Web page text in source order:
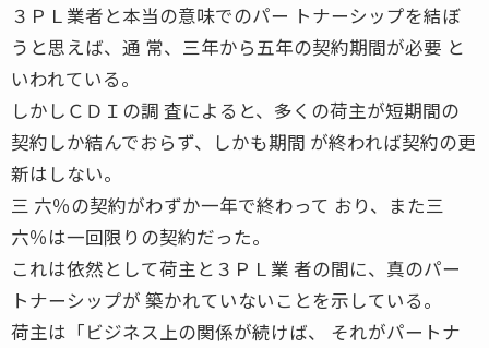
３ＰＬ業者と本当の意味でのパー トナーシップを結ぼ
うと思えば、通 常、三年から五年の契約期間が必要 と
いわれている。
しかしＣＤＩの調 査によると、多くの荷主が短期間の
契約しか結んでおらず、しかも期間 が終われば契約の更
新はしない。
三 六％の契約がわずか一年で終わって おり、また三
六％は一回限りの契約だった。
これは依然として荷主と３ＰＬ業 者の間に、真のパー
トナーシップが 築かれていないことを示している。
荷主は「ビジネス上の関係が続けば、 それがパートナ